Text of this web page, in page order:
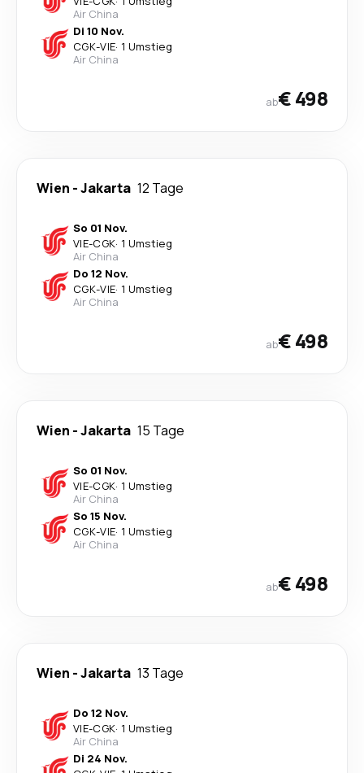
Air China
Di 10 Nov.
CGK-VIE· 1 Umstieg
Air China
ab€ 498
Wien -Jakarta 12 Tage
So 01 Nov.
VIE-CGK· 1 Umstieg
Air China
Do 12 Nov.
CGK-VIE· 1 Umstieg
Air China
ab€ 498
Wien -Jakarta 15 Tage
So 01 Nov.
VIE-CGK· 1 Umstieg
Air China
So 15 Nov.
CGK-VIE· 1 Umstieg
Air China
ab€ 498
Wien -Jakarta 13 Tage
Do 12 Nov.
VIE-CGK· 1 Umstieg
Air China
Di 24 Nov.